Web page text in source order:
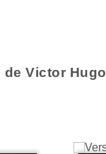
de Victor Hugo